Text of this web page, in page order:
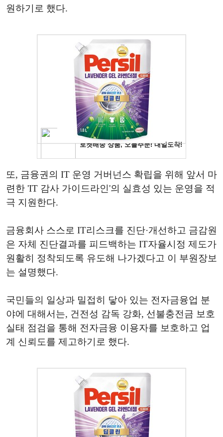
원하기로 했다.
또, 금융권의 IT 운영 거버넌스 확립을 위해 앞서 마
련한 'IT 감사 가이드라인'의 실효성 있는 운영을 적
극 지원한다.
금융회사 스스로 IT리스크를 진단·개선하고 금감원
은 자체 진단결과를 피드백하는 IT자율시정 제도가
원활히 정착되도록 유도해 나가겠다고 이 부원장보
는 설명했다.
국민들의 일상과 밀접히 닿아 있는 전자금융업 분
야에 대해서는, 건전성 감독 강화, 선불충전금 보호
실태 점검을 통해 전자금융 이용자를 보호하고 업
계 신뢰도를 제고하기로 했다.